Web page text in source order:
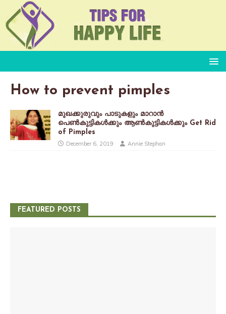
How to prevent pimples
മുഖക്കുരുവും പാടുകളും മാറാൻ
പെൺകുട്ടികൾക്കും ആൺകുട്ടികൾക്കും Get Rid
of Pimples
December 6, 2019 Annie Stephan
FEATURED POSTS